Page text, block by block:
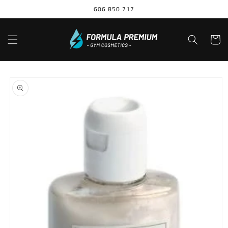
al contenido
606 850 717
Carrito
a la
información